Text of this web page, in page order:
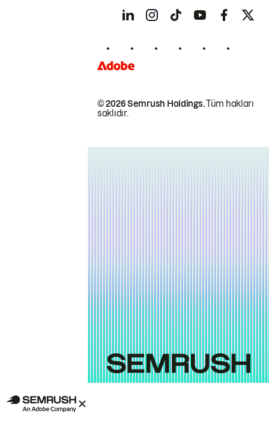
© 2026 Semrush Holdings.Tüm hakları
saklıdır.